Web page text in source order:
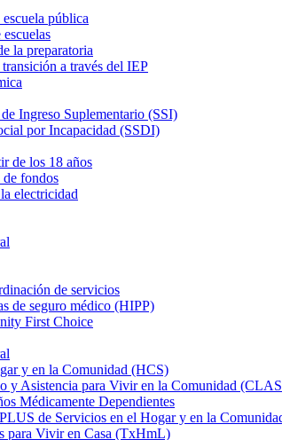
pública
la preparatoria
a través del IEP
Ingreso Suplementario (SSI)
por Incapacidad (SSDI)
de los 18 años
de fondos
electricidad
de servicios
de seguro médico (HIPP)
First Choice
y en la Comunidad (HCS)
y Asistencia para Vivir en la Comunidad
Médicamente Dependientes
de Servicios en el Hogar y en la
para Vivir en Casa (TxHmL)